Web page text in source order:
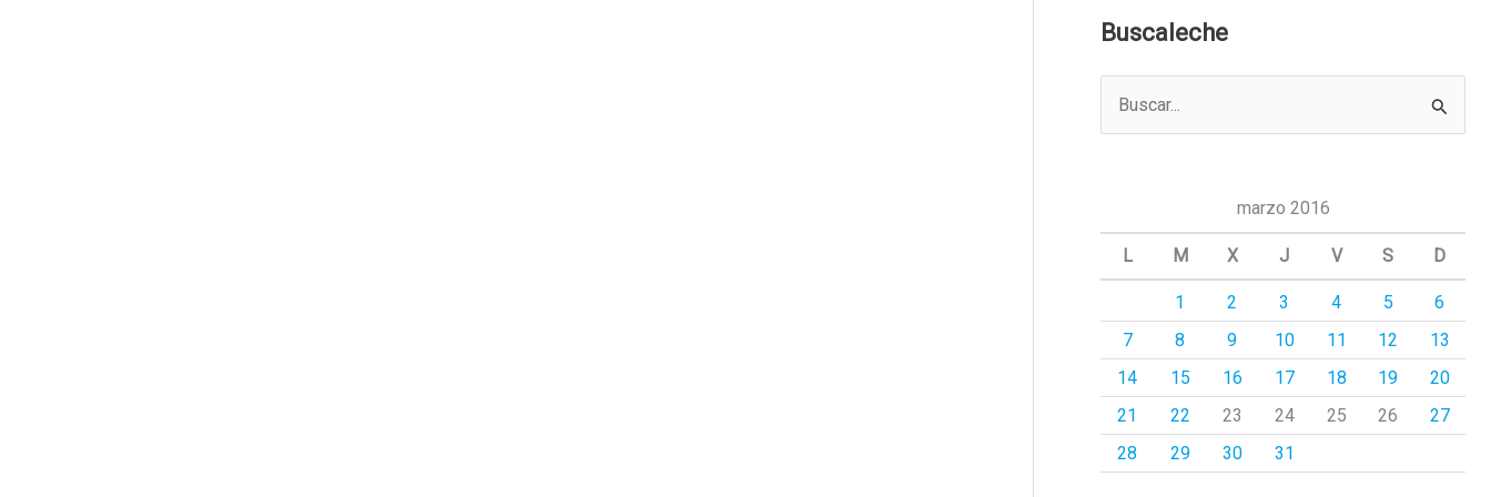
Buscaleche
a
marzo 2016
L M X J V S D
1 2 3 4 5
6
7
8 9 10 11 12
13
14
15 16 17 18 19
20
21
22 23 24 25 26
27
28
29 30 31